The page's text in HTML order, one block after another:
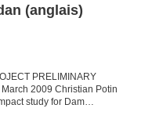
(anglais)
PRELIMINARY
2009 Christian Potin
study for Dam